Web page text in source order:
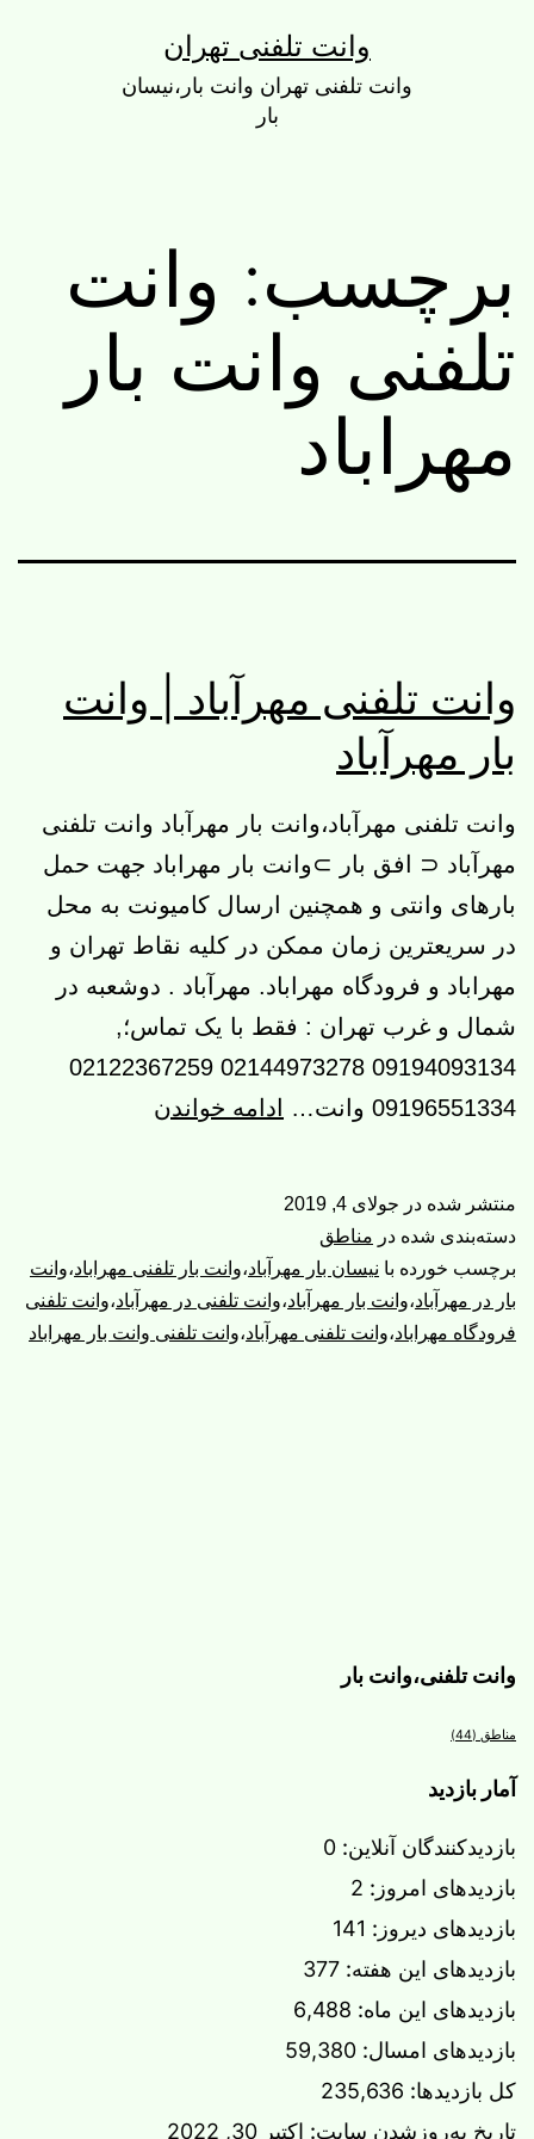
وانت تلفنی تهران
وانت تلفنی تهران وانت بار،نیسان
بار
برچسب: وانت
تلفنی وانت بار
مهراباد
وانت تلفنی مهرآباد | وانت
بار مهرآباد
وانت تلفنی مهرآباد،وانت بار مهرآباد وانت تلفنی
مهرآباد ⊂ افق بار ⊃وانت بار مهراباد جهت حمل
بارهای وانتی و همچنین ارسال کامیونت به محل
در سریعترین زمان ممکن در کلیه نقاط تهران و
مهراباد و فرودگاه مهراباد. مهرآباد . دوشعبه در
شمال و غرب تهران : فقط با یک تماس؛,
09194093134 02144973278 02122367259
09196551334 وانت…
ادامه خواندن
وانت
بار
مهرآباد
منتشر شده در جولای 4, 2019
دسته‌بندی شده در مناطق
برچسب خورده با نیسان بار مهرآباد،وانت بار تلفنی مهراباد،وانت
بار در مهرآباد،وانت بار مهرآباد،وانت تلفنی در مهرآباد،وانت تلفنی
فرودگاه مهراباد،وانت تلفنی مهرآباد،وانت تلفنی وانت بار مهراباد
وانت تلفنی،وانت بار
مناطق (44)
آمار بازدید
بازدیدکنندگان آنلاین: 0
بازدیدهای امروز: 2
بازدیدهای دیروز: 141
بازدیدهای این هفته: 377
بازدیدهای این ماه: 6,488
بازدیدهای امسال: 59,380
کل بازدیدها: 235,636
تاریخ به‌روزشدن سایت: اکتبر 30, 2022